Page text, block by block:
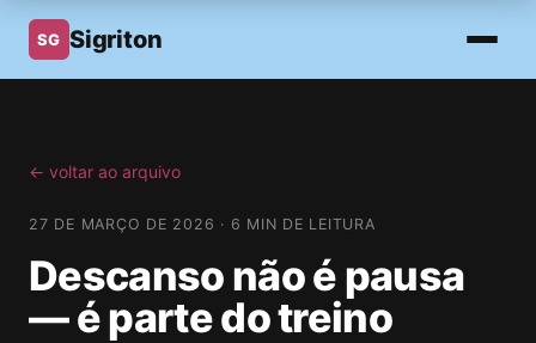
SG Sigriton
← voltar ao arquivo
27 DE MARÇO DE 2026 · 6 MIN DE LEITURA
Descanso não é pausa
— é parte do treino